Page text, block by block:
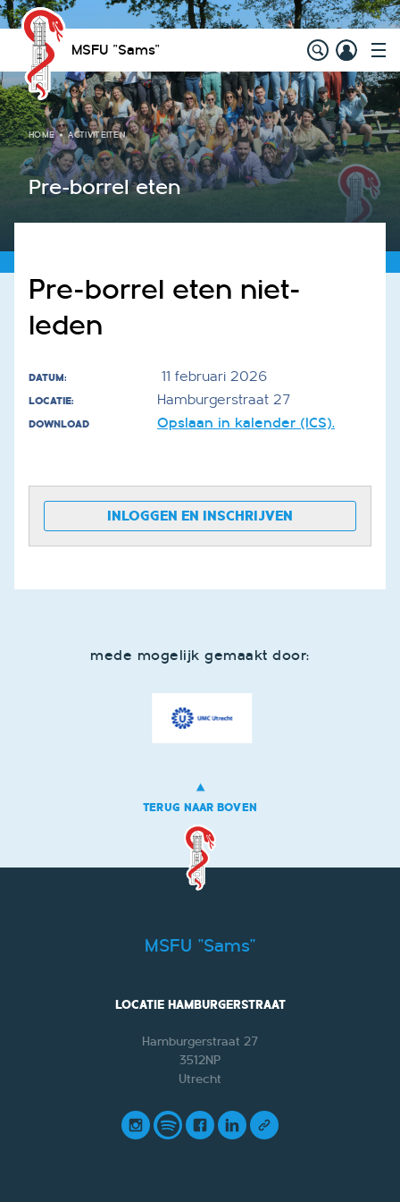
MSFU "Sams"
HOME ACTIVITEITEN
Pre-borrel eten
Pre-borrel eten niet-
leden
DATUM: 11 februari 2026
LOCATIE: Hamburgerstraat 27
DOWNLOAD Opslaan in kalender (ICS).
INLOGGEN EN INSCHRIJVEN
mede mogelijk gemaakt door:
TERUG NAAR BOVEN
MSFU "Sams"
LOCATIE HAMBURGERSTRAAT
Hamburgerstraat 27
3512NP
Utrecht